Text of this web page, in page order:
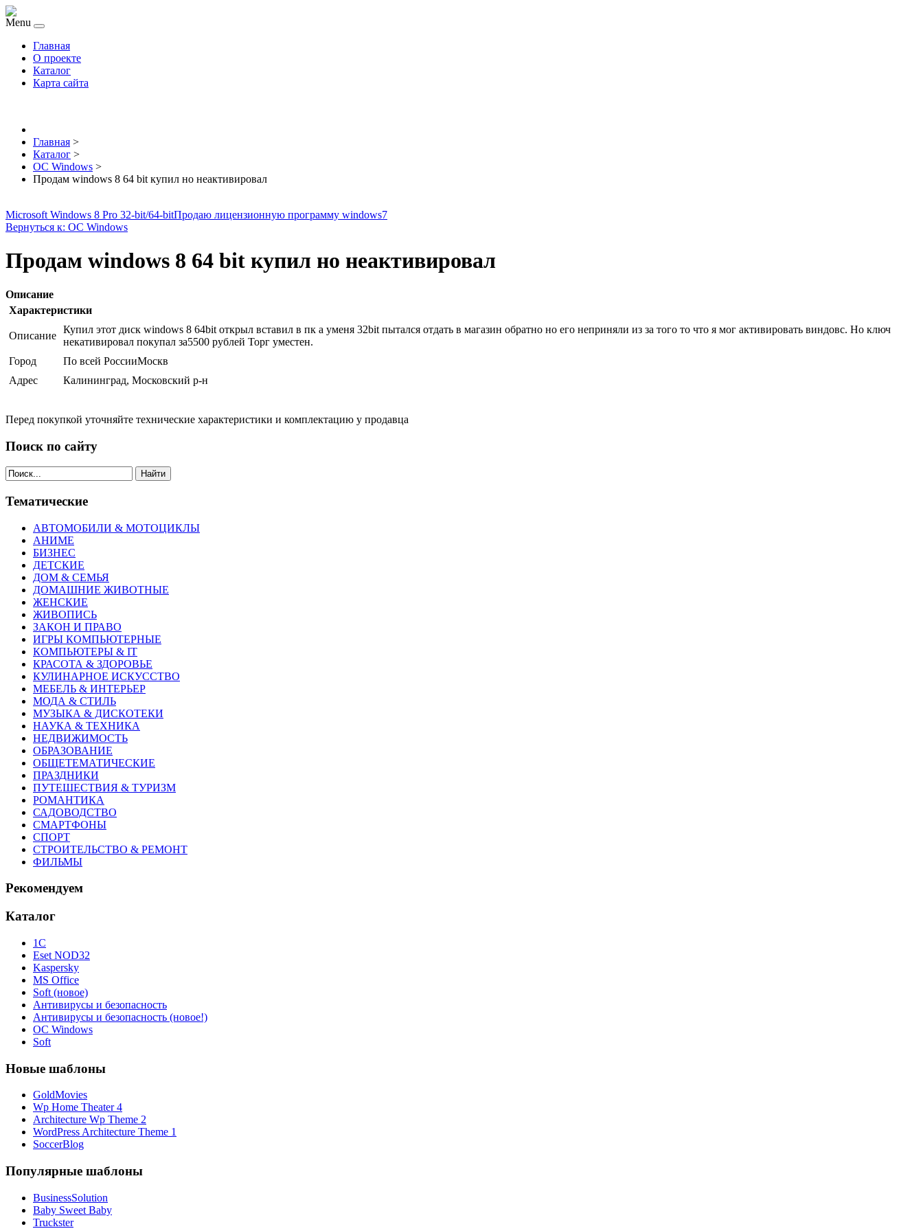
Menu
Главная
О проекте
Каталог
Карта сайта
Главная >
Каталог >
ОС Windows >
Продам windows 8 64 bit купил но неактивировал
Microsoft Windows 8 Pro 32-bit/64-bitПродаю лицензионную программу windows7
Вернуться к: ОС Windows
Продам windows 8 64 bit купил но неактивировал
Описание
Характеристики
Описание
Купил этот диск windows 8 64bit открыл вставил в пк а уменя 32bit пытался отдать в магазин обратно но его неприняли из за того то что я мог активировать виндовс. Но ключ
некативировал покупал за5500 рублей Торг уместен.
Город
По всей РоссииМоскв
Адрес
Калининград, Московский р-н
Перед покупкой уточняйте технические характеристики и комплектацию у продавца
Поиск по сайту
Найти
Тематические
АВТОМОБИЛИ & МОТОЦИКЛЫ
АНИМЕ
БИЗНЕС
ДЕТСКИЕ
ДОМ & СЕМЬЯ
ДОМАШНИЕ ЖИВОТНЫЕ
ЖЕНСКИЕ
ЖИВОПИСЬ
ЗАКОН И ПРАВО
ИГРЫ КОМПЬЮТЕРНЫЕ
КОМПЬЮТЕРЫ & IT
КРАСОТА & ЗДОРОВЬЕ
КУЛИНАРНОЕ ИСКУССТВО
МЕБЕЛЬ & ИНТЕРЬЕР
МОДА & СТИЛЬ
МУЗЫКА & ДИСКОТЕКИ
НАУКА & ТЕХНИКА
НЕДВИЖИМОСТЬ
ОБРАЗОВАНИЕ
ОБЩЕТЕМАТИЧЕСКИЕ
ПРАЗДНИКИ
ПУТЕШЕСТВИЯ & ТУРИЗМ
РОМАНТИКА
САДОВОДСТВО
СМАРТФОНЫ
СПОРТ
СТРОИТЕЛЬСТВО & РЕМОНТ
ФИЛЬМЫ
Рекомендуем
Каталог
1С
Eset NOD32
Kaspersky
MS Office
Soft (новое)
Антивирусы и безопасность
Антивирусы и безопасность (новое!)
ОС Windows
Soft
Новые шаблоны
GoldMovies
Wp Home Theater 4
Architecture Wp Theme 2
WordPress Architecture Theme 1
SoccerBlog
Популярные шаблоны
BusinessSolution
Baby Sweet Baby
Truckster